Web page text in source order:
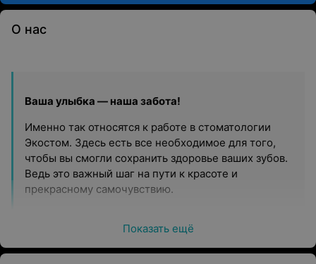
О нас
Ваша улыбка — наша забота!
Именно так относятся к работе в стоматологии
Экостом. Здесь есть все необходимое для того,
чтобы вы смогли сохранить здоровье ваших зубов.
Ведь это важный шаг на пути к красоте и
прекрасному самочувствию.
квалифицированных врачей, которые обладают как
Показать ещё